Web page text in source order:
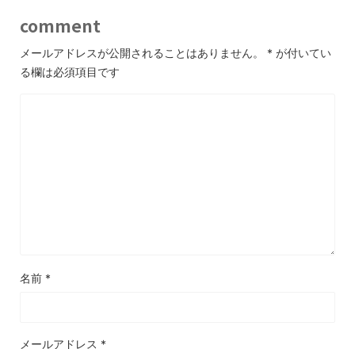
comment
メールアドレスが公開されることはありません。 * が付いてい
る欄は必須項目です
名前 *
メールアドレス *